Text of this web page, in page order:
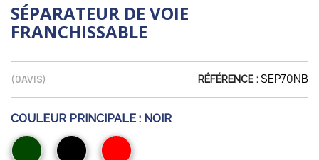
SÉPARATEUR DE VOIE
FRANCHISSABLE
(0AVIS) RÉFÉRENCE :SEP70NB
COULEUR PRINCIPALE : NOIR
Vert
Noir Rouge